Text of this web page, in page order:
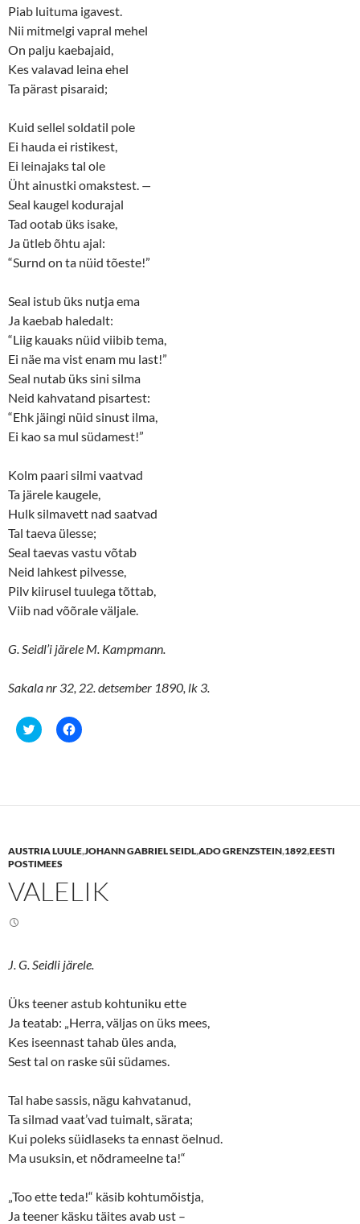
Piab luituma igavest.
Nii mitmelgi vapral mehel
On palju kaebajaid,
Kes valavad leina ehel
Ta pärast pisaraid;
Kuid sellel soldatil pole
Ei hauda ei ristikest,
Ei leinajaks tal ole
Üht ainustki omakstest. —
Seal kaugel kodurajal
Tad ootab üks isake,
Ja ütleb õhtu ajal:
“Surnd on ta nüid tõeste!”
Seal istub üks nutja ema
Ja kaebab haledalt:
“Liig kauaks nüid viibib tema,
Ei näe ma vist enam mu last!”
Seal nutab üks sini silma
Neid kahvatand pisartest:
“Ehk jäingi nüid sinust ilma,
Ei kao sa mul südamest!”
Kolm paari silmi vaatvad
Ta järele kaugele,
Hulk silmavett nad saatvad
Tal taeva ülesse;
Seal taevas vastu võtab
Neid lahkest pilvesse,
Pilv kiirusel tuulega tõttab,
Viib nad võõrale väljale.
G. Seidl’i järele M. Kampmann.
Sakala nr 32, 22. detsember 1890, lk 3.
C
l
h
o
n
w
i
t
O
p
s
i
n
n
e
w
w
d
o
w
)
C
l
h
o
e
O
n
s
i
n
n
e
w
n
d
o
w
)
AUSTRIA LUULE,JOHANN GABRIEL SEIDL,ADO GRENZSTEIN,1892,EESTI
POSTIMEES
VALELIK
J. G. Seidli järele.
Üks teener astub kohtuniku ette
Ja teatab: „Herra, väljas on üks mees,
Kes iseennast tahab üles anda,
Sest tal on raske süi südames.
Tal habe sassis, nägu kahvatanud,
Ta silmad vaat’vad tuimalt, särata;
Kui poleks süidlaseks ta ennast öelnud.
Ma usuksin, et nõdrameelne ta!“
„Too ette teda!“ käsib kohtumõistja,
Ja teener käsku täites avab ust –